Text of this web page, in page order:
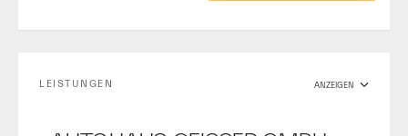
ANZEIGEN
LEISTUNGEN